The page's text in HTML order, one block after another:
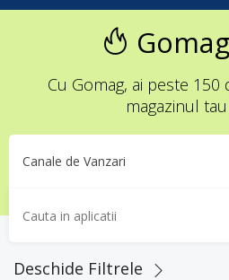
Cu Gomag, ai peste
magazinul
Deschide Filtrele